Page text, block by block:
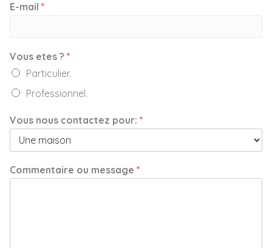
E-mail *
Vous etes ? *
Particulier.
Professionnel.
Vous nous contactez pour: *
Commentaire ou message *